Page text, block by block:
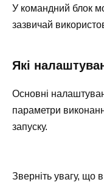
У командний блок
зазвичай
Які
Основні
параметри
запуску.
Зверніть увагу, що в